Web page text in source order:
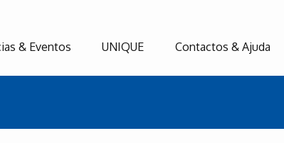
& Eventos UNIQUE Contactos & Ajuda